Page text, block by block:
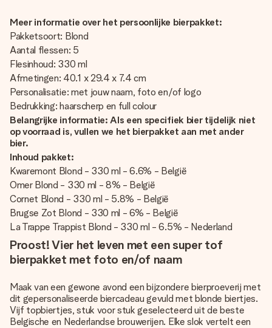
Meer informatie over het persoonlijke bierpakket:
Pakketsoort: Blond
Aantal flessen: 5
Flesinhoud: 330 ml
Afmetingen: 40.1 x 29.4 x 7.4 cm
Personalisatie: met jouw naam, foto en/of logo
Bedrukking: haarscherp en full colour
Belangrijke informatie: Als een specifiek bier tijdelijk niet
op voorraad is, vullen we het bierpakket aan met ander
bier.
Inhoud pakket:
Kwaremont Blond - 330 ml - 6.6% - België
Omer Blond - 330 ml - 8% - België
Cornet Blond - 330 ml - 5.8% - België
Brugse Zot Blond - 330 ml - 6% - België
La Trappe Trappist Blond - 330 ml - 6.5% - Nederland
Proost! Vier het leven met een super tof
bierpakket met foto en/of naam
Maak van een gewone avond een bijzondere bierproeverij met
dit gepersonaliseerde biercadeau gevuld met blonde biertjes.
Vijf topbiertjes, stuk voor stuk geselecteerd uit de beste
Belgische en Nederlandse brouwerijen. Elke slok vertelt een